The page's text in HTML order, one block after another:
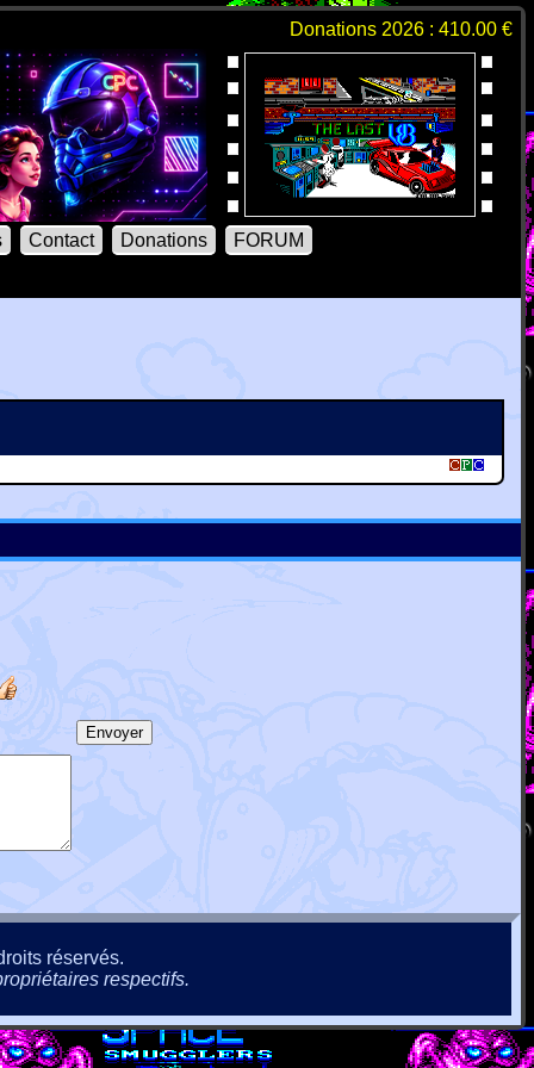
Donations 2026 : 410.00 €
Contact Donations FORUM
réservés.
respectifs.